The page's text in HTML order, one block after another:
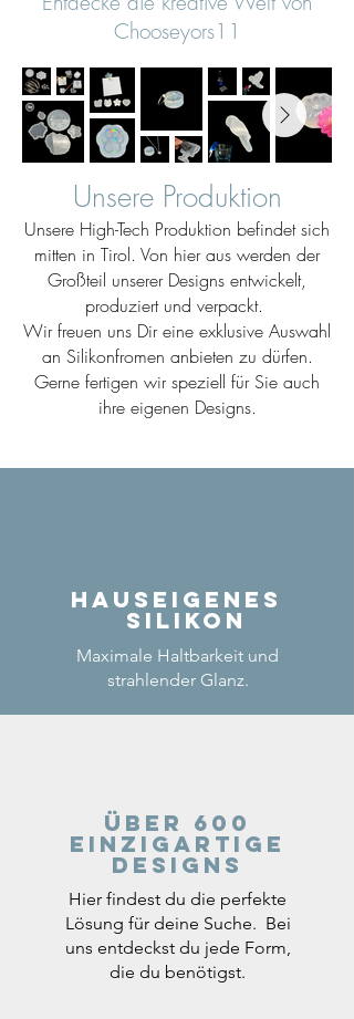
Chooseyors11
Unsere Produktion
Unsere High-Tech Produktion befindet sich
mitten in Tirol. Von hier aus werden der
Großteil unserer Designs entwickelt,
produziert und verpackt.
Wir freuen uns Dir eine exklusive Auswahl
an Silikonfromen anbieten zu dürfen.
Gerne fertigen wir speziell für Sie auch
ihre eigenen Designs.
Hauseigenes
Silikon
Maximale Haltbarkeit und
strahlender Glanz.
Über 600
einzigartige
Designs
Hier findest du die perfekte
Lösung für deine Suche. Bei
uns entdeckst du jede Form,
die du benötigst.